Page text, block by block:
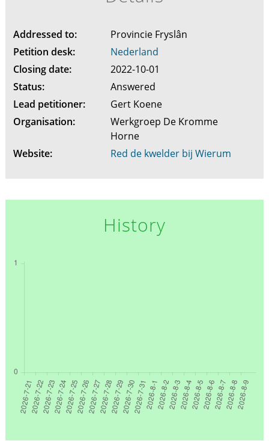
Addressed to:
Provincie Fryslân
Petition desk:
Nederland
Closing date:
2022-10-01
Status:
Answered
Lead petitioner:
Gert Koene
Organisation:
Werkgroep De Kromme
Horne
Website:
Red de kwelder bij Wierum
History